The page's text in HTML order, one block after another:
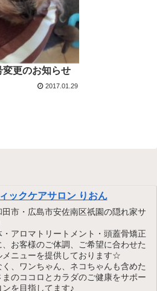
変更のお知らせ
2017.01.29
ックケアサロン りおん
田市・広島市安佐南区祇園の隠れ家サ
・アロマトリートメント・頭蓋骨矯正
、お客様のご体調、ご希望に合わせた
メニューを提供しております☆
く、ワンちゃん、ネコちゃんも含めた
まのココロとカラダのご健康をサポー
ンを目指してます♪